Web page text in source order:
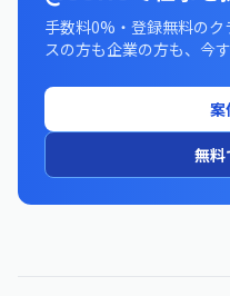
手数料0%・登録無料の
スの方も企業の方も、今
案
無料